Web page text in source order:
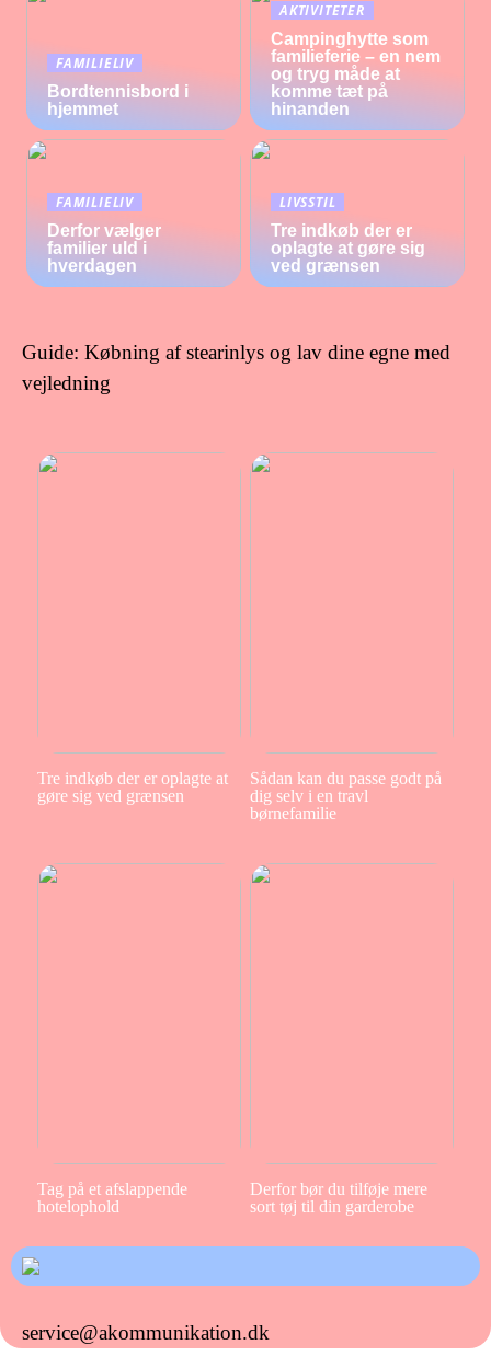
FAMILIELIV
Bordtennisbord i
hjemmet
AKTIVITETER
Campinghytte som
familieferie – en nem
og tryg måde at
komme tæt på
hinanden
FAMILIELIV
Derfor vælger
familier uld i
hverdagen
LIVSSTIL
Tre indkøb der er
oplagte at gøre sig
ved grænsen
Guide: Købning af stearinlys og lav dine egne med
vejledning
Tre indkøb der er oplagte at
gøre sig ved grænsen
Sådan kan du passe godt på
dig selv i en travl
børnefamilie
Tag på et afslappende
hotelophold
Derfor bør du tilføje mere
sort tøj til din garderobe
service@akommunikation.dk